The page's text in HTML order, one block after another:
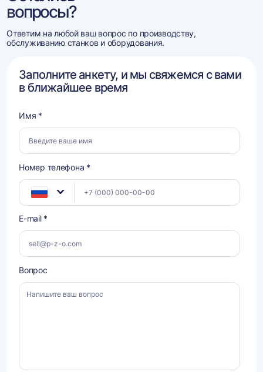
вопросы?
Ответим на любой ваш вопрос по производству,
обслуживанию станков и оборудования.
Заполните анкету, и мы свяжемся с вами
в ближайшее время
Имя *
Номер телефона *
E-mail *
Вопрос